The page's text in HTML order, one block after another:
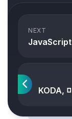
NEXT
JavaScript
KODA,